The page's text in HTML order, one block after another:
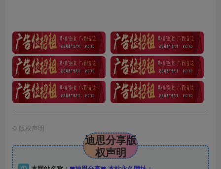
© 版权声明
迪思分享版
权声明